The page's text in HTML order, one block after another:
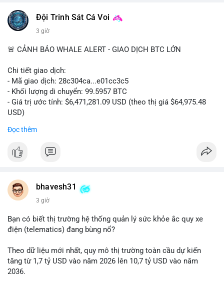
Đội Trinh Sát Cá Voi
3 giờ
🚨 CẢNH BÁO WHALE ALERT - GIAO DỊCH BTC LỚN
Chi tiết giao dịch:
- Mã giao dịch: 28c304ca...e01cc3c5
- Khối lượng di chuyển: 99.5957 BTC
- Giá trị ước tính: $6,471,281.09 USD (theo thị giá $64,975.48
USD)
giá hơn 6.47 triệu USD, cho thấy dấu hiệu chuyển tiền quy mô
thanh khoản hoặc bán, hoặc chuyển sang ví lạnh nhằm tích lũy
dài hạn. Việc giao dịch chưa được xác nhận tạo tâm lý thận
cung ngắn hạn. Nếu BTC vào ví nóng sàn, khả năng cao là
động thái chốt lời; ngược lại, nếu vào ví mới không hoạt động,
Lời khuyên: Nhà đầu tư nhỏ lẻ nên quan sát thêm 2-4 giờ sau
khi giao dịch được xác nhận, tránh hành động theo cảm xúc.
Đọc thêm
bhavesh31
3 giờ
Bạn có biết thị trường hệ thống quản lý sức khỏe ắc quy xe
điện (telematics) đang bùng nổ?
Theo dữ liệu mới nhất, quy mô thị trường toàn cầu dự kiến
tăng từ 1,7 tỷ USD vào năm 2026 lên 10,7 tỷ USD vào năm
2036.